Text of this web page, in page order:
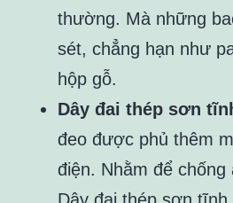
thường. Mà những
sét, chẳng hạn như
hộp gỗ.
Dây đai thép sơn
đeo được phủ thêm
điện. Nhằm để chống